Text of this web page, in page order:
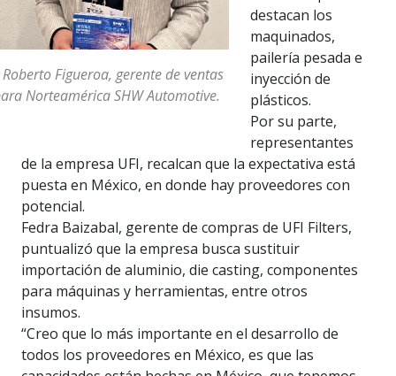
Roberto Figueroa, gerente de ventas
Norteamérica SHW Automotive.
destacan los
maquinados,
pailería pesada e
inyección de
plásticos.
Por su parte,
representantes
de la empresa UFI, recalcan que la expectativa está
puesta en México, en donde hay proveedores con
potencial.
Fedra Baizabal, gerente de compras de UFI Filters,
puntualizó que la empresa busca sustituir
importación de aluminio, die casting, componentes
para máquinas y herramientas, entre otros
insumos.
“Creo que lo más importante en el desarrollo de
todos los proveedores en México, es que las